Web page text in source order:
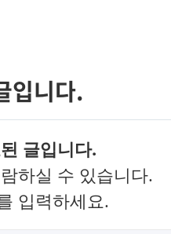
입니다.
글입니다.
하실 수 있습니다.
입력하세요.